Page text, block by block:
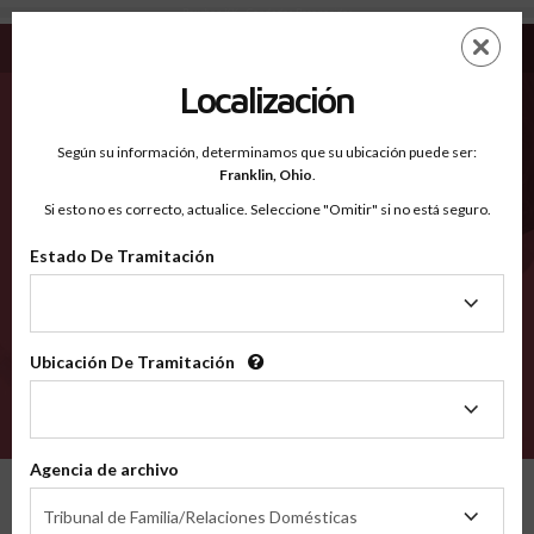
Bourbon KY - Condados Reconocidos
EN
Condados Reconocidos
2600
Localización
Según su información, determinamos que su ubicación puede ser:
Franklin, Ohio.
Si esto no es correcto, actualice. Seleccione "Omitir" si no está seguro.
Estado De Tramitación
Tramitación
Ubicación De Tramitación
Tramitación
Agencia de archivo
Tribunal de Familia/Relaciones Domésticas
de